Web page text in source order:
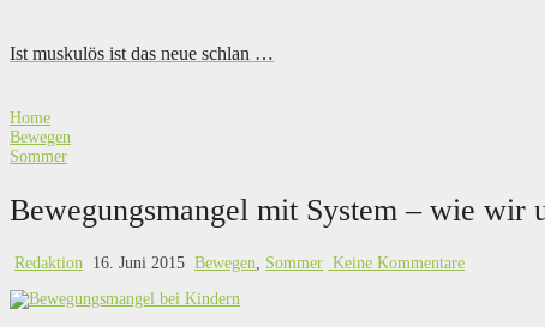
Ist muskulös ist das neue schlan …
Home
Bewegen
Sommer
Bewegungsmangel mit System – wie wir
Redaktion 16. Juni 2015 Bewegen, Sommer Keine Kommentare